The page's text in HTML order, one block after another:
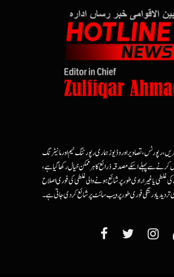
رپورٹس، تصاویر اور وڈیوز ہماری رپورٹنگ ٹیم اور مانیٹرنگ
سے پہلے اسکے مصدقہ ذرائع کا ہرممکن خیال رکھا گیا ہے،
غلطی یا غیرارادی طور پر شائع ہونے والی غلطی کی فوری اصلاح
یا درستگی فوری طور پر ویب سائٹ پر شائع کردی جاتی ہے۔